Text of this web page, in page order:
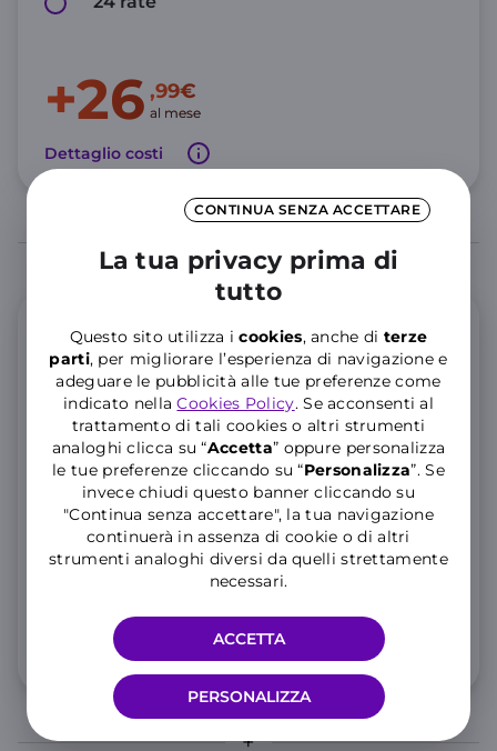
CONTINUA SENZA ACCETTARE
La tua privacy prima di
tutto
Questo sito utilizza icookies, anche di terze
parti, per migliorare l’esperienza di navigazione e
adeguare le pubblicità alle tue preferenze come
indicato nellaCookies Policy. Se acconsenti al
trattamento di tali cookies o altri strumenti
analoghi clicca su “Accetta” oppure personalizza
le tue preferenze cliccando su “Personalizza”. Se
invece chiudi questo banner cliccando su
"Continua senza accettare", la tua navigazione
continuerà in assenza di cookie o di altri
strumenti analoghi diversi da quelli strettamente
necessari.
PERSONALIZZA
ACCETTA
+26 ,99€
al mese
Dettaglio costi
GIGA e Minuti illimitati
Offerta Mobile
200 GIGA Full Speed, poi illimitati a 10 Mbps
Minuti illimitati e 200 SMS
25 GIGA aggiuntivi in Unione Europea per 3 mesi
Consulta lenote informative dell’offerta.
Info 5G e condizioni traffico illimitato